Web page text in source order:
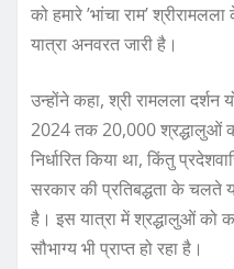
को हमारे ’भांचा राम’
यात्रा अनवरत जारी है।
उन्होंने कहा, श्री रामलला दर्शन
2024 तक 20,000 श्रद्धालुओं
निर्धारित किया था, किंतु
सरकार की प्रतिबद्धता के
है। इस यात्रा में श्रद्धालुओं को
सौभाग्य भी प्राप्त हो रहा है।